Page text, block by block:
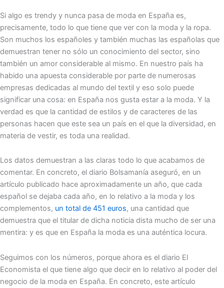
Si algo es trendy y nunca pasa de moda en España es,
precisamente, todo lo que tiene que ver con la moda y la ropa.
Son muchos los españoles y también muchas las españolas que
demuestran tener no sólo un conocimiento del sector, sino
también un amor considerable al mismo. En nuestro país ha
habido una apuesta considerable por parte de numerosas
empresas dedicadas al mundo del textil y eso solo puede
significar una cosa: en España nos gusta estar a la moda. Y la
verdad es que la cantidad de estilos y de caracteres de las
personas hacen que este sea un país en el que la diversidad, en
materia de vestir, es toda una realidad.
Los datos demuestran a las claras todo lo que acabamos de
comentar. En concreto, el diario Bolsamanía aseguró, en un
artículo publicado hace aproximadamente un año, que cada
español se dejaba cada año, en lo relativo a la moda y los
complementos, un total de 451 euros, una cantidad que
demuestra que el titular de dicha noticia dista mucho de ser una
mentira: y es que en España la moda es una auténtica locura.
Seguimos con los números, porque ahora es el diario El
Economista el que tiene algo que decir en lo relativo al poder del
negocio de la moda en España. En concreto, este artículo